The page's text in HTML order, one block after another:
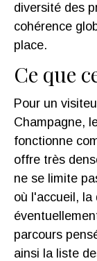
diversité des
cohérence
place.
Ce que
Pour un
Champagne,
fonctionne
offre très
ne se limite
où l'accueil,
parcours
ainsi la liste